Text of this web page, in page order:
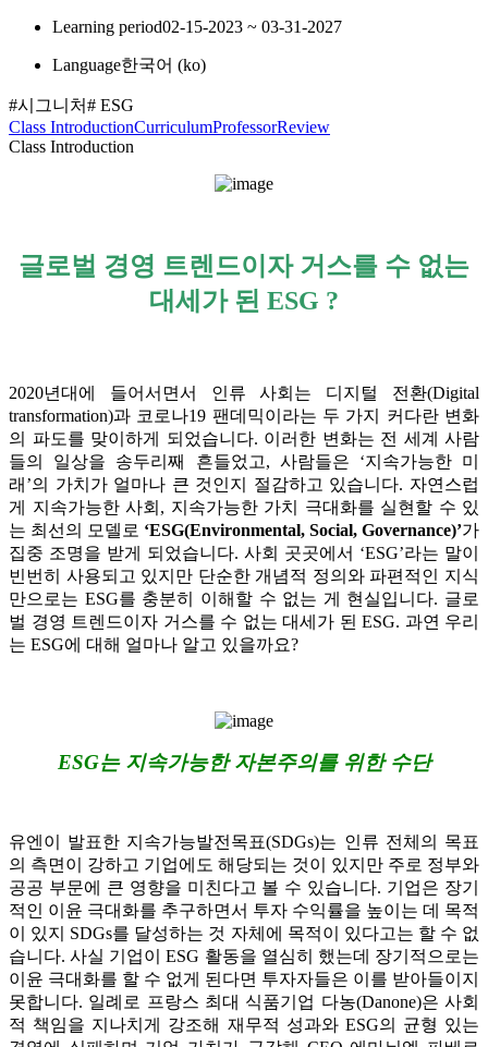
Learning period02-15-2023 ~ 03-31-2027
Language한국어 ‎(ko)‎
#시그니처# ESG
Class IntroductionCurriculumProfessorReview
Class Introduction
글로벌 경영 트렌드이자 거스를 수 없는
대세가 된 ESG ?
2020년대에 들어서면서 인류 사회는 디지털 전환(Digital
transformation)과 코로나19 팬데믹이라는 두 가지 커다란 변화
의 파도를 맞이하게 되었습니다. 이러한 변화는 전 세계 사람
들의 일상을 송두리째 흔들었고, 사람들은 ‘지속가능한 미
래’의 가치가 얼마나 큰 것인지 절감하고 있습니다. 자연스럽
게 지속가능한 사회, 지속가능한 가치 극대화를 실현할 수 있
는 최선의 모델로 ‘ESG(Environmental, Social, Governance)’가
집중 조명을 받게 되었습니다. 사회 곳곳에서 ‘ESG’라는 말이
빈번히 사용되고 있지만 단순한 개념적 정의와 파편적인 지식
만으로는 ESG를 충분히 이해할 수 없는 게 현실입니다. 글로
벌 경영 트렌드이자 거스를 수 없는 대세가 된 ESG. 과연 우리
는 ESG에 대해 얼마나 알고 있을까요?
ESG는 지속가능한 자본주의를 위한 수단
유엔이 발표한 지속가능발전목표(SDGs)는 인류 전체의 목표
의 측면이 강하고 기업에도 해당되는 것이 있지만 주로 정부와
공공 부문에 큰 영향을 미친다고 볼 수 있습니다. 기업은 장기
적인 이윤 극대화를 추구하면서 투자 수익률을 높이는 데 목적
이 있지 SDGs를 달성하는 것 자체에 목적이 있다고는 할 수 없
습니다. 사실 기업이 ESG 활동을 열심히 했는데 장기적으로는
이윤 극대화를 할 수 없게 된다면 투자자들은 이를 받아들이지
못합니다. 일례로 프랑스 최대 식품기업 다농(Danone)은 사회
적 책임을 지나치게 강조해 재무적 성과와 ESG의 균형 있는